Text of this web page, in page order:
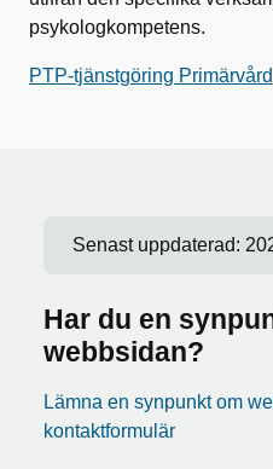
psykologkompetens.
PTP-tjänstgöring Primärvård
Senast uppdaterad:
Har du en
webbsidan?
Lämna en synpunkt om
kontaktformulär